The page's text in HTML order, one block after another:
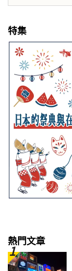
特集
熱門文章